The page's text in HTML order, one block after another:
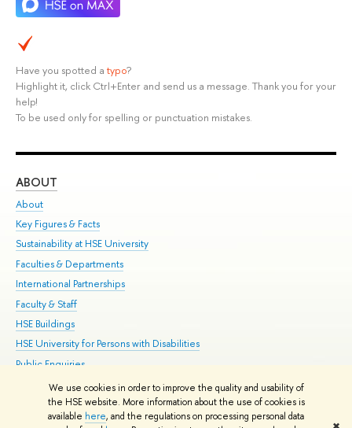
We use cookies in order to improve the quality and usability of
the HSE website. More information about the use of cookies is
available here, and the regulations on processing personal data
Have you spotted a typo?
Highlight it, click Ctrl+Enter and send us a message. Thank you for your
help!
To be used only for spelling or punctuation mistakes.
ABOUT
About
Key Figures & Facts
Sustainability at HSE University
Faculties & Departments
International Partnerships
Faculty & Staff
HSE Buildings
HSE University for Persons with Disabilities
Public Enquiries
© HSE University 1993–2026 Contacts Copyright Privacy Policy